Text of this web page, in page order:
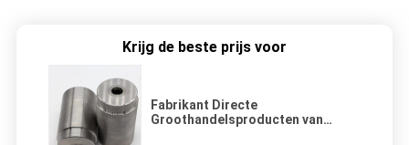
Krijg de beste prijs voor
Fabrikant Directe
Groothandelsproducten van